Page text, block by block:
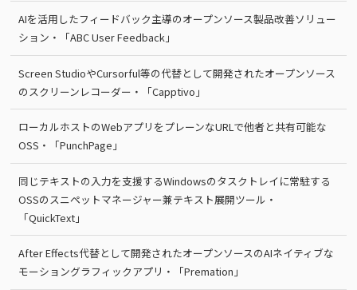
AIを活用したフィードバック主導のオープンソース製品改善ソリュー
ション・「ABC User Feedback」
Screen StudioやCursorful等の代替として開発されたオープンソース
のスクリーンレコーダー・「Capptivo」
ローカルホストのWebアプリをプレーンなURLで他者と共有可能な
OSS・「PunchPage」
同じテキストの入力を支援するWindowsのタスクトレイに常駐する
OSSのスニペットマネージャー兼テキスト展開ツール・
「QuickText」
After Effects代替として開発されたオープンソースのAIネイティブな
モーショングラフィックアプリ・「Premation」